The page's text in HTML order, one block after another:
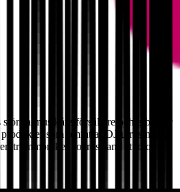
största musikåterförsäljare och erbjuder
som omfattar DJ-utrustning,
trummor, keyboards samt studio- …